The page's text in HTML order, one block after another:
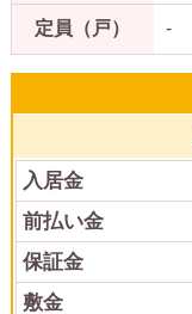
定員（戸） -
入居金
前払い金
保証金
敷金